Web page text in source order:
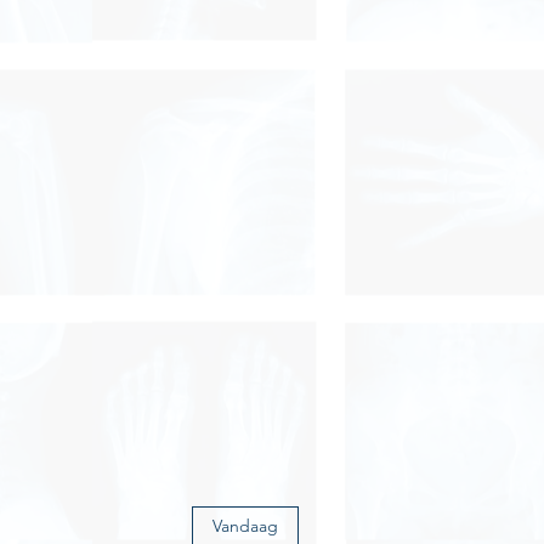
Vandaag